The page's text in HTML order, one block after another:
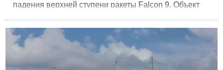
падения верхней ступени ракеты Falcon 9. Объект